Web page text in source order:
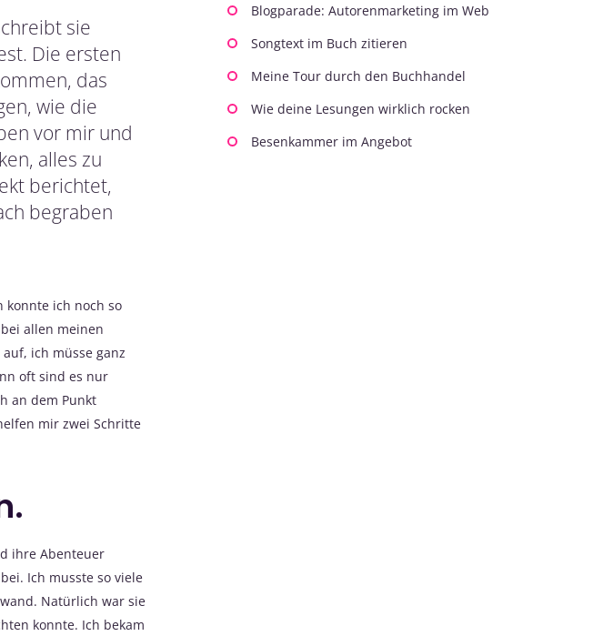
sie
Die ersten
das
wie die
vor mir und
alles zu
berichtet,
begraben
konnte ich noch so
allen meinen
ich müsse ganz
oft sind es nur
an dem Punkt
mir zwei Schritte
ihre Abenteuer
Ich musste so viele
Natürlich war sie
konnte. Ich bekam
Blogparade: Autorenmarketing im Web
Songtext im Buch zitieren
Meine Tour durch den Buchhandel
Wie deine Lesungen wirklich rocken
Besenkammer im Angebot